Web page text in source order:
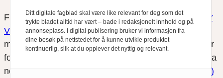
Finansfokus arbeider etterRedaktørplakatenog
Vær
Varsom-plakatensregler for god presseskikk, som
medlem av Fagpressen. Finansfokus har ikke ansvar
for innhold på eksterne nettsider som det lenkes til fra
nettsidene. Vi benytter
informasjonskapsler (cookies)
Ditt digitale fagblad skal være like relevant for deg som det
trykte bladet alltid har vært – bade i redaksjonelt innhold og på
annonseplass. I digital publisering bruker vi informasjon fra
dine besøk på nettstedet for å kunne utvikle produktet
kontinuerlig, slik at du opplever det nyttig og relevant.